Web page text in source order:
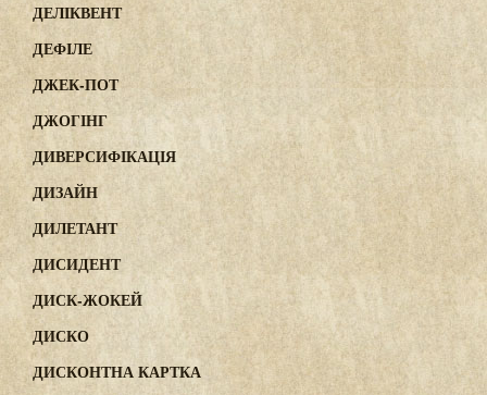
ДЕЛІКВЕНТ
ДЕФІЛЕ
ДЖЕК-ПОТ
ДЖОГІНГ
ДИВЕРСИФІКАЦІЯ
ДИЗАЙН
ДИЛЕТАНТ
ДИСИДЕНТ
ДИСК-ЖОКЕЙ
ДИСКО
ДИСКОНТНА КАРТКА